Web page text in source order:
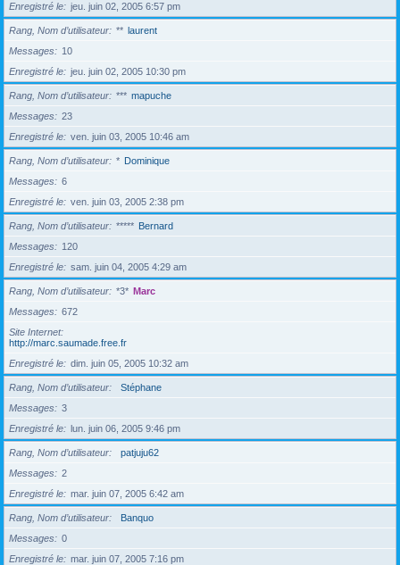
Enregistré le
jeu. juin 02, 2005 6:57 pm
Rang, Nom d’utilisateur ** laurent
Messages
10
Enregistré le
jeu. juin 02, 2005 10:30 pm
Rang, Nom d’utilisateur *** mapuche
Messages
23
Enregistré le
ven. juin 03, 2005 10:46 am
Rang, Nom d’utilisateur * Dominique
Messages
6
Enregistré le
ven. juin 03, 2005 2:38 pm
Rang, Nom d’utilisateur ***** Bernard
Messages
120
Enregistré le
sam. juin 04, 2005 4:29 am
Rang, Nom d’utilisateur *3* Marc
Messages
672
Site Internet
http://marc.saumade.free.fr
Enregistré le
dim. juin 05, 2005 10:32 am
Rang, Nom d’utilisateur
Stéphane
Messages
3
Enregistré le
lun. juin 06, 2005 9:46 pm
Rang, Nom d’utilisateur
patjuju62
Messages
2
Enregistré le
mar. juin 07, 2005 6:42 am
Rang, Nom d’utilisateur
Banquo
Messages
0
Enregistré le
mar. juin 07, 2005 7:16 pm